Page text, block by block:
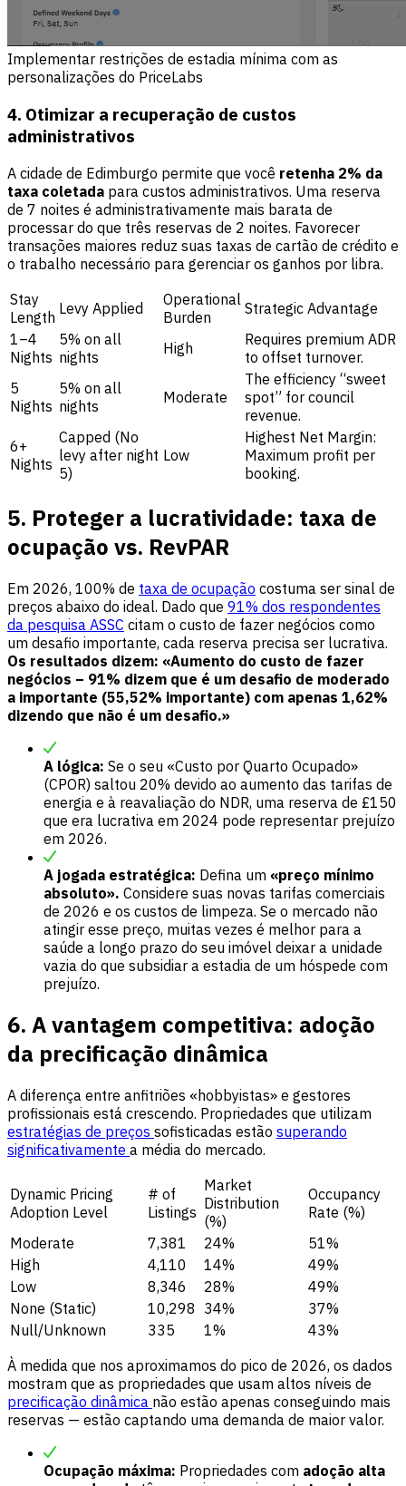
Implementar restrições de estadia mínima com as
personalizações do PriceLabs
4. Otimizar a recuperação de custos
administrativos
A cidade de Edimburgo permite que você retenha 2% da
taxa coletada para custos administrativos. Uma reserva
de 7 noites é administrativamente mais barata de
processar do que três reservas de 2 noites. Favorecer
transações maiores reduz suas taxas de cartão de crédito e
o trabalho necessário para gerenciar os ganhos por libra.
Stay
Length Levy Applied
Operational
Burden
Strategic Advantage
1–4
Nights
5% on all
nights
High
Requires premium ADR
to offset turnover.
5
Nights
5% on all
nights
Moderate
The efficiency “sweet
spot” for council
revenue.
6+
Nights
Capped (No
levy after night
5)
Low
Highest Net Margin:
Maximum profit per
booking.
5. Proteger a lucratividade: taxa de
ocupação vs. RevPAR
Em 2026, 100% de taxa de ocupação costuma ser sinal de
preços abaixo do ideal. Dado que 91% dos respondentes
da pesquisa ASSC citam o custo de fazer negócios como
um desafio importante, cada reserva precisa ser lucrativa.
Os resultados dizem: «Aumento do custo de fazer
negócios – 91% dizem que é um desafio de moderado
a importante (55,52% importante) com apenas 1,62%
dizendo que não é um desafio.»
A lógica: Se o seu «Custo por Quarto Ocupado»
(CPOR) saltou 20% devido ao aumento das tarifas de
energia e à reavaliação do NDR, uma reserva de £150
que era lucrativa em 2024 pode representar prejuízo
em 2026.
A jogada estratégica: Defina um «preço mínimo
absoluto». Considere suas novas tarifas comerciais
de 2026 e os custos de limpeza. Se o mercado não
atingir esse preço, muitas vezes é melhor para a
saúde a longo prazo do seu imóvel deixar a unidade
vazia do que subsidiar a estadia de um hóspede com
prejuízo.
6. A vantagem competitiva: adoção
da precificação dinâmica
A diferença entre anfitriões «hobbyistas» e gestores
profissionais está crescendo. Propriedades que utilizam
estratégias de preços sofisticadas estão superando
significativamente a média do mercado.
Dynamic Pricing
Adoption Level
# of
Listings
Market
Distribution
(%)
Occupancy
Rate (%)
Moderate
7,381 24%
51%
High
4,110 14%
49%
Low
8,346 28%
49%
None (Static)
10,298 34%
37%
Null/Unknown
335 1%
43%
À medida que nos aproximamos do pico de 2026, os dados
mostram que as propriedades que usam altos níveis de
precificação dinâmica não estão apenas conseguindo mais
reservas — estão captando uma demanda de maior valor.
Ocupação máxima: Propriedades com adoção alta